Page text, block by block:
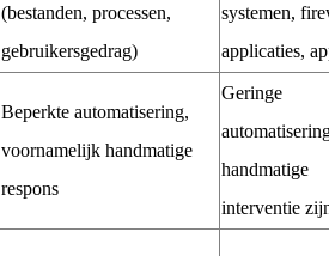
(bestanden, processen,
gebruikersgedrag)
systemen,
applicaties,
Beperkte automatisering,
voornamelijk handmatige
respons
Geringe
handmatige
interventie